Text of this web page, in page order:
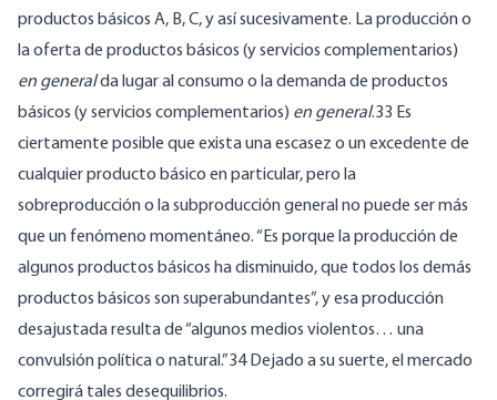
productos básicos A, B, C, y así sucesivamente. La producción o
la oferta de productos básicos (y servicios complementarios)
en generalda lugar al consumo o la demanda de productos
básicos (y servicios complementarios) en general.33 Es
ciertamente posible que exista una escasez o un excedente de
cualquier producto básico en particular, pero la
sobreproducción o la subproducción general no puede ser más
que un fenómeno momentáneo. “Es porque la producción de
algunos productos básicos ha disminuido, que todos los demás
productos básicos son superabundantes”, y esa producción
desajustada resulta de “algunos medios violentos… una
convulsión política o natural.”34 Dejado a su suerte, el mercado
corregirá tales desequilibrios.